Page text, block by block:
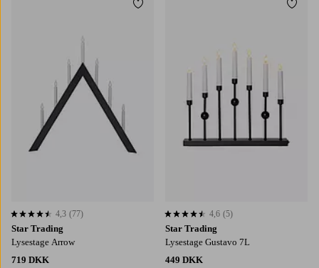
Star Trading
Lysestage Arrow
719 DKK
4,3 baseret på 77 bedømmelser
4,3 (77)
Tilføj til favoritter
Star Trading
Lysestage Gustavo 7L
449 DKK
4,6 baseret på 5 bedømmelser
4,6 (5)